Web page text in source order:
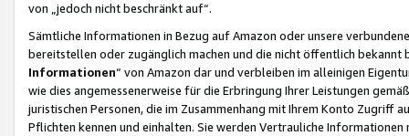
von „jedoch nicht beschränkt auf“.
Sämtliche Informationen in Bezug auf Amazon oder unsere
bereitstellen oder zugänglich machen und die nicht öffentlich
Informationen“ von Amazon dar und verbleiben im alleinigen
wie dies angemessenerweise für die Erbringung Ihrer Leistungen
juristischen Personen, die im Zusammenhang mit Ihrem Konto
Pflichten kennen und einhalten. Sie werden Vertrauliche